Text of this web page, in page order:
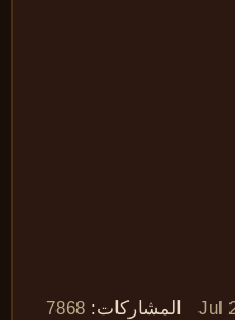
المشاركات: 7868